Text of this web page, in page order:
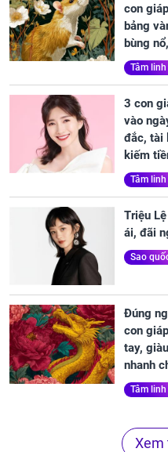
con
bảng
bùng
Tâm
3 con
vào
đắc, tài
kiếm
Tâm
Triệu
ái, đãi
Sao
Đúng
con
tay,
nhanh
Tâm
Xem